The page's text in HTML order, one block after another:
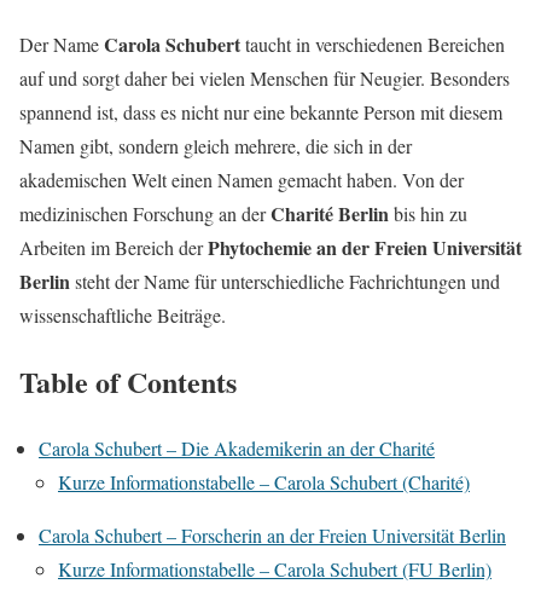
Der NameCarola Schuberttaucht in verschiedenen Bereichen
auf und sorgt daher bei vielen Menschen für Neugier. Besonders
spannend ist, dass es nicht nur eine bekannte Person mit diesem
Namen gibt, sondern gleich mehrere, die sich in der
akademischen Welt einen Namen gemacht haben. Von der
medizinischen Forschung an derCharité Berlinbis hin zu
Arbeiten im Bereich derPhytochemie an der Freien Universität
Berlinsteht der Name für unterschiedliche Fachrichtungen und
wissenschaftliche Beiträge.
Table of Contents
Carola Schubert – Die Akademikerin an der Charité
Kurze Informationstabelle – Carola Schubert (Charité)
Carola Schubert – Forscherin an der Freien Universität Berlin
Kurze Informationstabelle – Carola Schubert (FU Berlin)